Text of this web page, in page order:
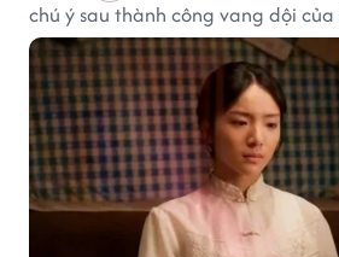
chú ý sau thành công vang dội